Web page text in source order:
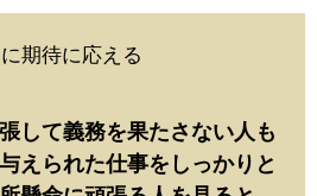
期待に応える
して義務を果たさない人も
えられた仕事をしっかりと